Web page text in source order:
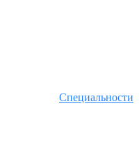
Специальности